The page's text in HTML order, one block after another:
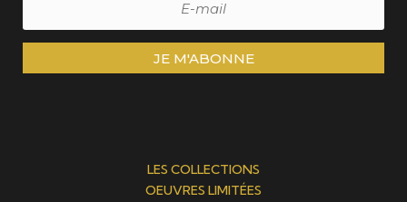
JE M'ABONNE
LES COLLECTIONS
OEUVRES LIMITÉES